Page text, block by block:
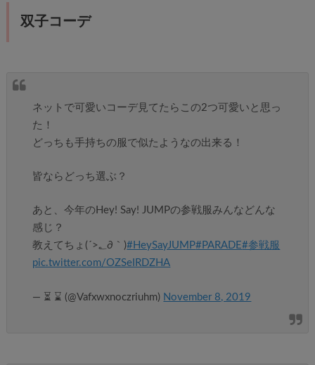
双子コーデ
ネットで可愛いコーデ見てたらこの2つ可愛いと思っ
た！
どっちも手持ちの服で似たようなの出来る！
皆ならどっち選ぶ？
あと、今年のHey! Say! JUMPの参戦服みんなどんな
感じ？
教えてちょ(´>؂∂｀)#HeySayJUMP#PARADE#参戦服
pic.twitter.com/OZSeIRDZHA
— ⏳ ⌛ (@Vafxwxnoczriuhm) November 8, 2019